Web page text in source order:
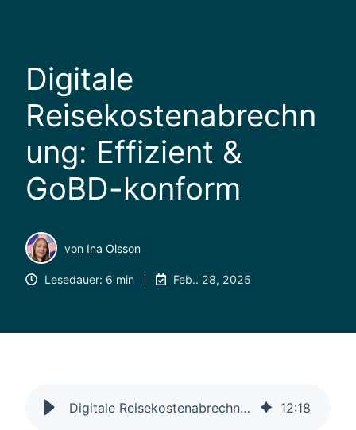
Digitale
Reisekostenabrechn
ung: Effizient &
GoBD-konform
von Ina Olsson
Lesedauer: 6 min Feb.. 28, 2025
Digitale Reisekostenabrechnung: Effizient & GoBD-konform 12:18